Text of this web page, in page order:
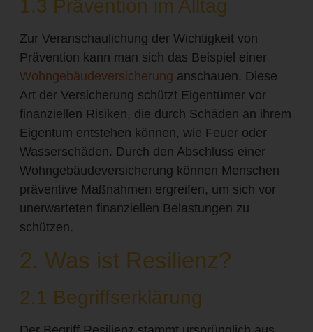
1.3 Prävention im Alltag
Zur Veranschaulichung der Wichtigkeit von
Prävention kann man sich das Beispiel einer
Wohngebäudeversicherung anschauen. Diese
Art der Versicherung schützt Eigentümer vor
finanziellen Risiken, die durch Schäden an ihrem
Eigentum entstehen können, wie Feuer oder
Wasserschäden. Durch den Abschluss einer
Wohngebäudeversicherung können Menschen
präventive Maßnahmen ergreifen, um sich vor
unerwarteten finanziellen Belastungen zu
schützen.
2. Was ist Resilienz?
2.1 Begriffserklärung